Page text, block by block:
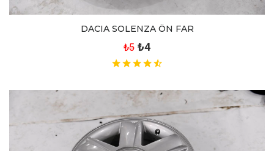
DACIA SOLENZA ÖN FAR
₺5 ₺4